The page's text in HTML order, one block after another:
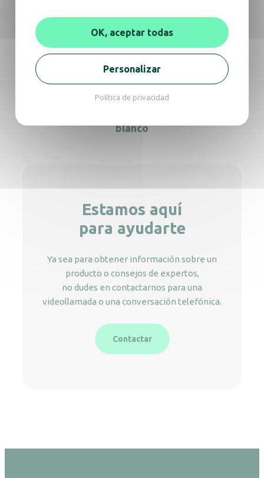
Jabonera CRYSTAL con codo 450ml
Dispensador de gel limpiador WC Cleanseat
blanco
Estamos aquí
para ayudarte
Ya sea para obtener información sobre un
producto o consejos de expertos,
no dudes en contactarnos para una
videollamada o una conversación telefónica.
Contactar
OK, aceptar todas
Personalizar
Política de privacidad